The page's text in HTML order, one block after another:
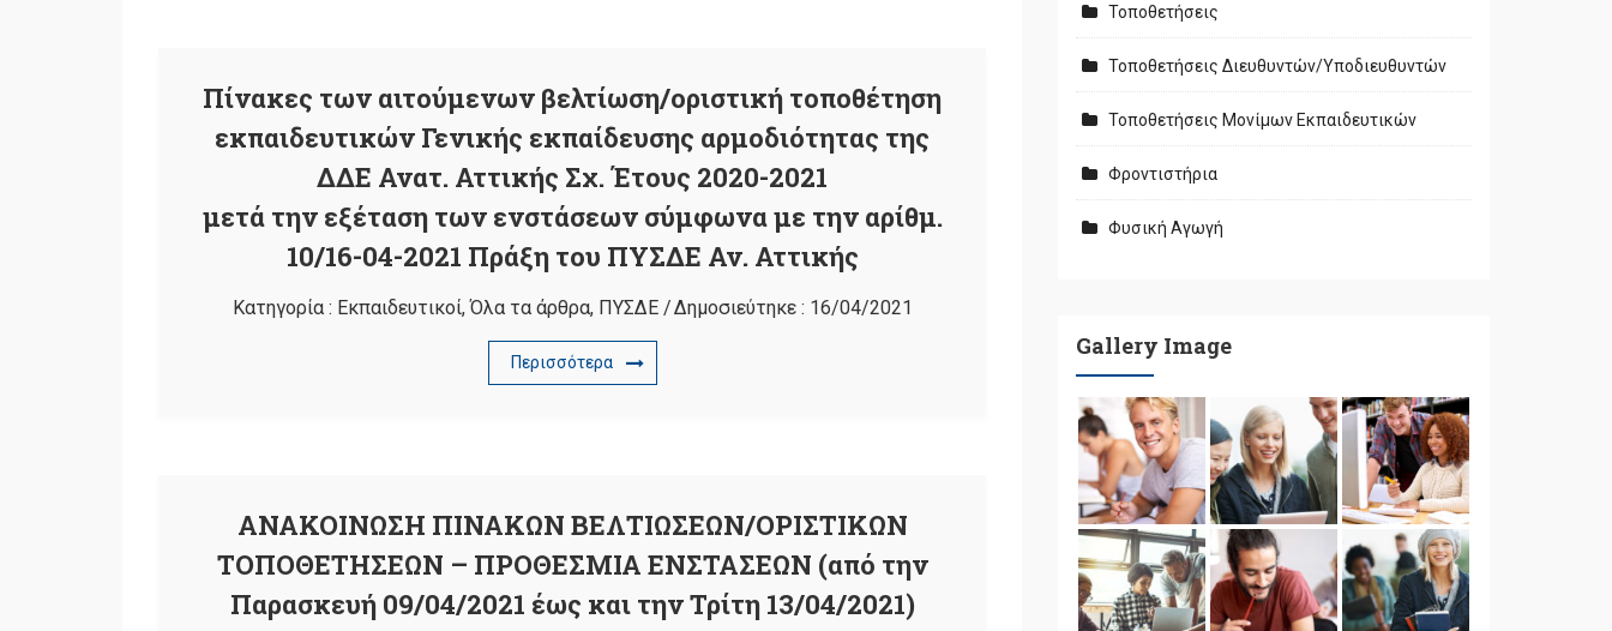
Πίνακες των αιτούμενων βελτίωση/οριστική τοποθέτηση
εκπαιδευτικών Γενικής εκπαίδευσης αρμοδιότητας της
ΔΔΕ Ανατ. Αττικής Σχ. Έτους 2020-2021
μετά την εξέταση των ενστάσεων σύμφωνα με την αρίθμ.
10/16-04-2021 Πράξη του ΠΥΣΔΕ Αν. Αττικής
Κατηγορία : Εκπαιδευτικοί,Όλα τα άρθρα, ΠΥΣΔΕ/Δημοσιεύτηκε : 16/04/2021
Περισσότερα
ΑΝΑΚΟΙΝΩΣΗ ΠΙΝΑΚΩΝ ΒΕΛΤΙΩΣΕΩΝ/ΟΡΙΣΤΙΚΩΝ
ΤΟΠΟΘΕΤΗΣΕΩΝ – ΠΡΟΘΕΣΜΙΑ ΕΝΣΤΑΣΕΩΝ (από την
Παρασκευή 09/04/2021 έως και την Τρίτη 13/04/2021)
Τοποθετήσεις
Τοποθετήσεις Διευθυντών/Υποδιευθυντών
Τοποθετήσεις Μονίμων Εκπαιδευτικών
Φροντιστήρια
Φυσική Αγωγή
Gallery Image